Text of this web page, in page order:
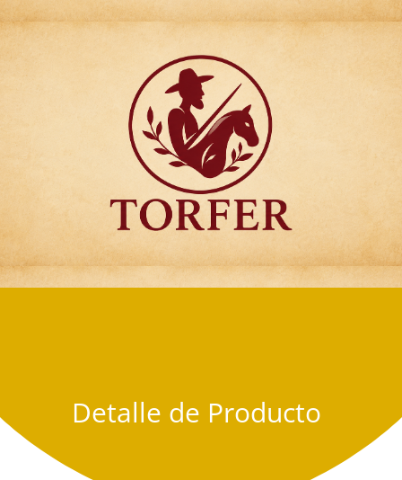
Articulos para
Regalo Torfer.
Detalle de Producto